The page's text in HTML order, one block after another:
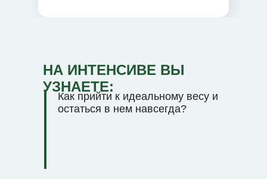
НА ИНТЕНСИВЕ ВЫ
УЗНАЕТЕ:
Как прийти к идеальному весу и
остаться в нем навсегда?